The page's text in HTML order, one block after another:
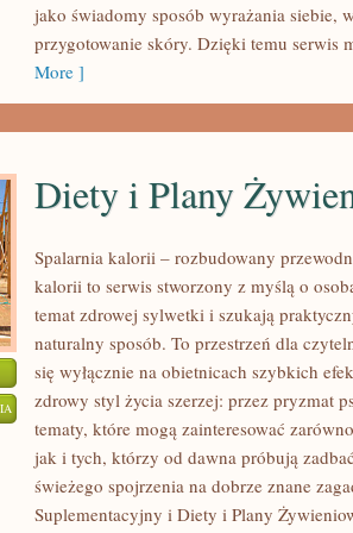
jako świadomy sposób wyrażania siebie,
przygotowanie skóry. Dzięki temu serwis
More ]
DIETY
PLANY
ŻYWIENIOWE
Diety i Plany
Spalarnia kalorii – rozbudowany
kalorii to serwis stworzony z myślą o
temat zdrowej sylwetki i szukają
naturalny sposób. To przestrzeń dla
się wyłącznie na obietnicach szybkich
zdrowy styl życia szerzej: przez pryzmat
tematy, które mogą zainteresować
jak i tych, którzy od dawna próbują
świeżego spojrzenia na dobrze znane
Suplementacyjny i Diety i Plany